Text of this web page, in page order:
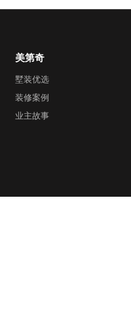
美第奇
墅装优选
装修案例
业主故事